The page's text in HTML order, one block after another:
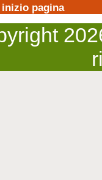
inizio pagina